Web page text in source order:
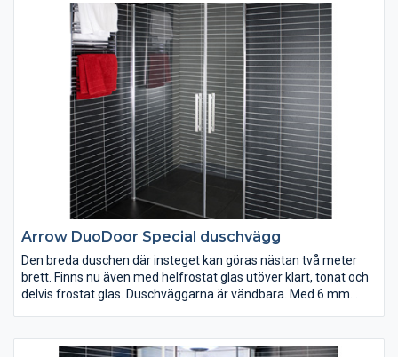
Arrow DuoDoor Special duschvägg
Den breda duschen där insteget kan göras nästan två meter
brett. Finns nu även med helfrostat glas utöver klart, tonat och
delvis frostat glas. Duschväggarna är vändbara. Med 6 mm